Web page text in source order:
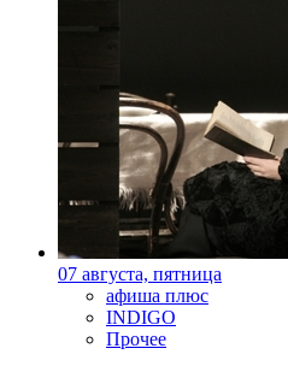
07 августа, пятница
афиша плюс
INDIGO
Прочее